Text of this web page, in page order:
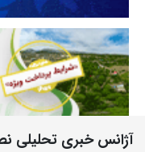
آژانس خبری تحلیلی